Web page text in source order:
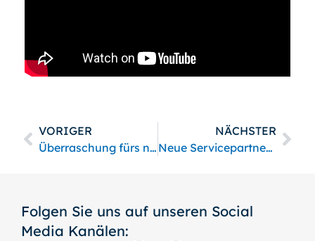
VORIGER
Überraschung fürs neue Jahr
NÄCHSTER
Neue Servicepartnerschaft Samson Pfeiffer und Tectrion
Folgen Sie uns auf unseren Social
Media Kanälen: